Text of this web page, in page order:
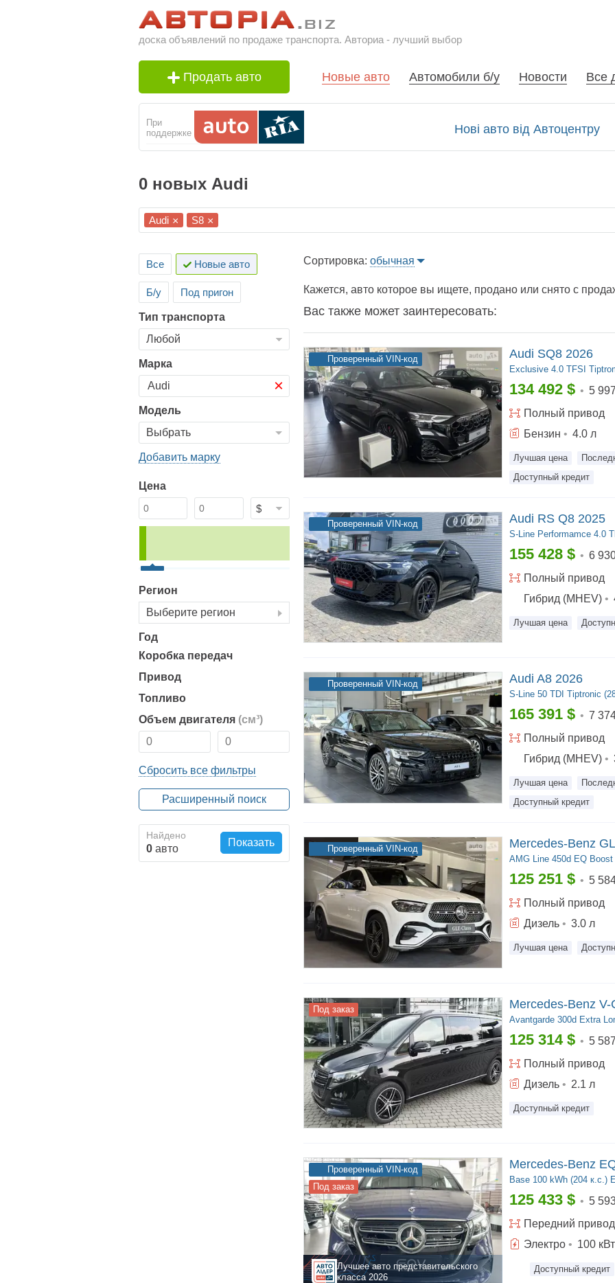
доска объявлений по продаже транспорта. Авториа - лучший выбор
Продать авто Новые авто Автомобили б/у Новости Все
При
поддержке
Нові авто від Автоцентру
0 новых Audi
Audi × S8 ×
Все Новые авто
Б/у Под пригон
Тип транспорта
Марка
×
Модель
Добавить марку
Цена
Регион
Выберите регион
Год
Коробка передач
Привод
Топливо
Объем двигателя (см³)
Сбросить все фильтры
Расширенный поиск
Найдено
0 авто
Показать
Сортировка: обычная
Кажется, авто которое вы ищете, продано или снято с
Вас также может заинтересовать:
Audi SQ8 2026
Exclusive 4.0 TFSI
134 492 $ • 5
Полный привод
Бензин • 4.0 л
Проверенный VIN-код
Лучшая цена
Доступный кредит
Audi RS Q8 2025
S-Line Performamce 4.0
155 428 $ • 6
Полный привод
Гибрид (MHEV) •
Проверенный VIN-код
Лучшая цена
Audi A8 2026
S-Line 50 TDI Tiptronic
165 391 $ • 7
Полный привод
Гибрид (MHEV) •
Проверенный VIN-код
Лучшая цена
Доступный кредит
Mercedes-Benz
AMG Line 450d EQ
125 251 $ • 5
Полный привод
Дизель • 3.0 л
Проверенный VIN-код
Лучшая цена
Mercedes-Benz V-
Avantgarde 300d Extra
125 314$ • 5
Полный привод
Дизель • 2.1 л
Под заказ
Доступный кредит
Лучшее авто представительского
класса 2026
Mercedes-Benz
Base 100 kWh (204 к.с.)
125 433 $ • 5
Передний привод
Электро • 100
Проверенный VIN-код
Под заказ
Доступный кредит